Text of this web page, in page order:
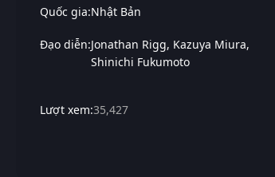
Quốc gia:Nhật Bản
Đạo diễn:Jonathan Rigg Kazuya Miura
Shinichi Fukumoto
Lượt xem:35,427